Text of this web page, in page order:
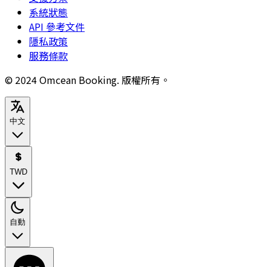
系統狀態
API 參考文件
隱私政策
服務條款
© 2024 Omcean Booking. 版權所有。
中文
TWD
自動